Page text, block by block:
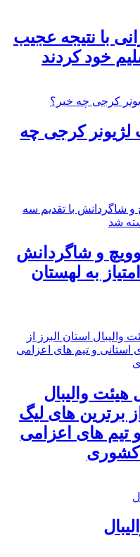
با نتیجه عجیب
خود کردند
لژیونر کرجی چه
و شاگردانش
به لهستان
والیبال
برترین های لیگ
تیم های اعزامی
کشوری